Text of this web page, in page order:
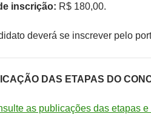
inscrição: R$ 180,00.
deverá se inscrever pelo
DAS ETAPAS DO
as publicações das etapas